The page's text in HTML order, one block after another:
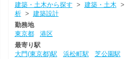
建築・土木から探す > 建築・土木 >
析> 建築設計
勤務地
東京都
港区
最寄り駅
大門(東京都)駅
浜松町駅
芝公園駅